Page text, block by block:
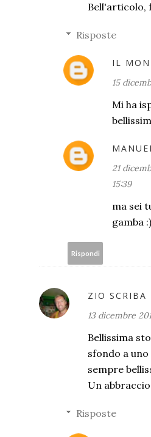
Bell'articolo,
Risposte
IL
15
Mi ha
21
15:39
ma sei
gamba :)
Rispondi
ZIO SCRIBA
13 dicembre
Bellissima
sfondo a
sempre
Un
Risposte